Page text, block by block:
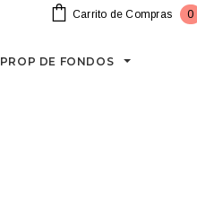
Carrito de Compras 0
PROP DE FONDOS